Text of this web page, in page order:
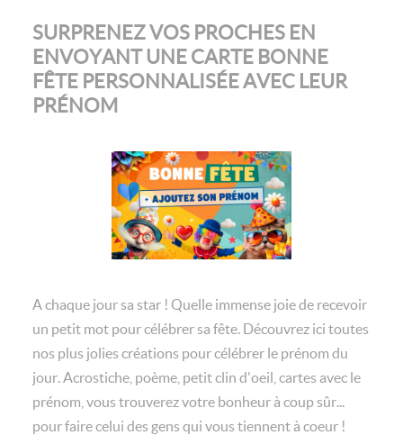
SURPRENEZ VOS PROCHES EN
ENVOYANT UNE CARTE BONNE
FÊTE PERSONNALISÉE AVEC LEUR
PRÉNOM
A chaque jour sa star ! Quelle immense joie de recevoir
un petit mot pour célébrer sa fête. Découvrez ici toutes
nos plus jolies créations pour célébrer le prénom du
jour. Acrostiche, poème, petit clin d'oeil, cartes avec le
prénom, vous trouverez votre bonheur à coup sûr...
pour faire celui des gens qui vous tiennent à coeur !